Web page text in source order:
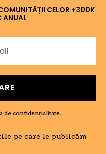
CELOR +300K
ANUAL
de confidențialitate.
pe care le publicăm